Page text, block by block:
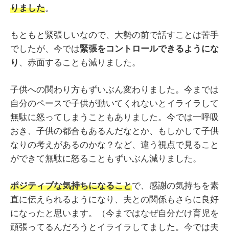
りました。
もともと緊張しいなので、大勢の前で話すことは苦手
でしたが、今では緊張をコントロールできるようにな
り 、赤面することも減りました。
子供への関わり方もずいぶん変わりました。今までは
自分のペースで子供が動いてくれないとイライラして
無駄に怒ってしまうこともありました。今では一呼吸
おき、子供の都合もあるんだなとか、もしかして子供
なりの考えがあるのかな？など、違う視点で見ること
ができて無駄に怒ることもずいぶん減りました。
ポジティブな気持ちになることで、感謝の気持ちを素
直に伝えられるようになり、夫との関係もさらに良好
になったと思います。（今まではなぜ自分だけ育児を
頑張ってるんだろうとイライラしてました。今では夫